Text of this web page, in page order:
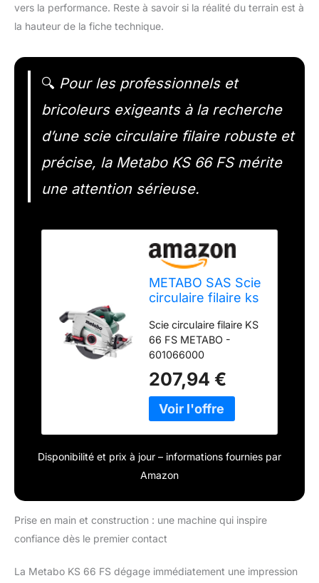
vers la performance. Reste à savoir si la réalité du terrain est à
la hauteur de la fiche technique.
🔍 Pour les professionnels et
bricoleurs exigeants à la recherche
d’une scie circulaire filaire robuste et
précise, la Metabo KS 66 FS mérite
une attention sérieuse.
METABO SAS Scie
circulaire filaire ks
601066000
Scie circulaire filaire KS
66 FS METABO -
601066000
207,94 €
Disponibilité et prix à jour – informations fournies par
Amazon
Prise en main et construction : une machine qui inspire
confiance dès le premier contact
La Metabo KS 66 FS dégage immédiatement une impression